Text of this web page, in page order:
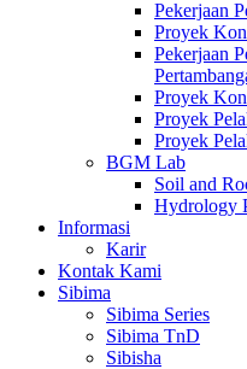
Pekerjaan
Proyek
Pekerjaan
Proyek
Proyek
Proyek
BGM Lab
Soil and
Hydrology
Informasi
Karir
Kontak Kami
Sibima
Sibima Series
Sibima TnD
Sibisha